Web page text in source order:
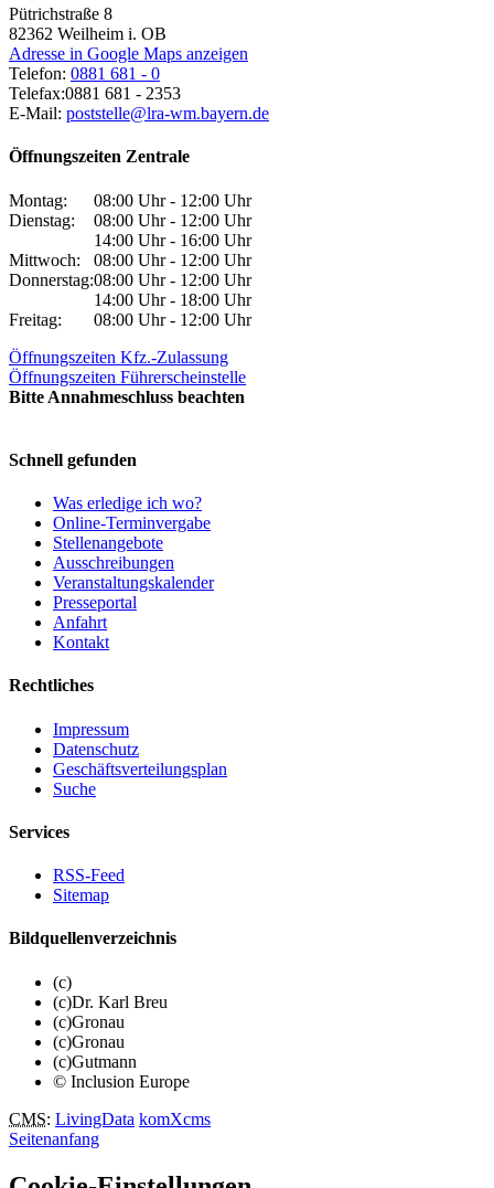
Pütrichstraße 8
82362 Weilheim i. OB
Adresse in Google Maps anzeigen
Telefon: 0881 681 - 0
Telefax:0881 681 - 2353
E-Mail: poststelle@lra-wm.bayern.de
Öffnungszeiten Zentrale
Montag:
08:00 Uhr - 12:00 Uhr
Dienstag:
08:00 Uhr - 12:00 Uhr
14:00 Uhr - 16:00 Uhr
Mittwoch:
08:00 Uhr - 12:00 Uhr
Donnerstag:08:00 Uhr - 12:00 Uhr
14:00 Uhr - 18:00 Uhr
Freitag:
08:00 Uhr - 12:00 Uhr
Öffnungszeiten Kfz.-Zulassung
Öffnungszeiten Führerscheinstelle
Bitte Annahmeschluss beachten
Schnell gefunden
Was erledige ich wo?
Online-Terminvergabe
Stellenangebote
Ausschreibungen
Veranstaltungskalender
Presseportal
Anfahrt
Kontakt
Rechtliches
Impressum
Datenschutz
Geschäftsverteilungsplan
Suche
Services
RSS-Feed
Sitemap
Bildquellenverzeichnis
(c)
(c)Dr. Karl Breu
(c)Gronau
(c)Gronau
(c)Gutmann
© Inclusion Europe
CMS: LivingData komXcms
Seitenanfang